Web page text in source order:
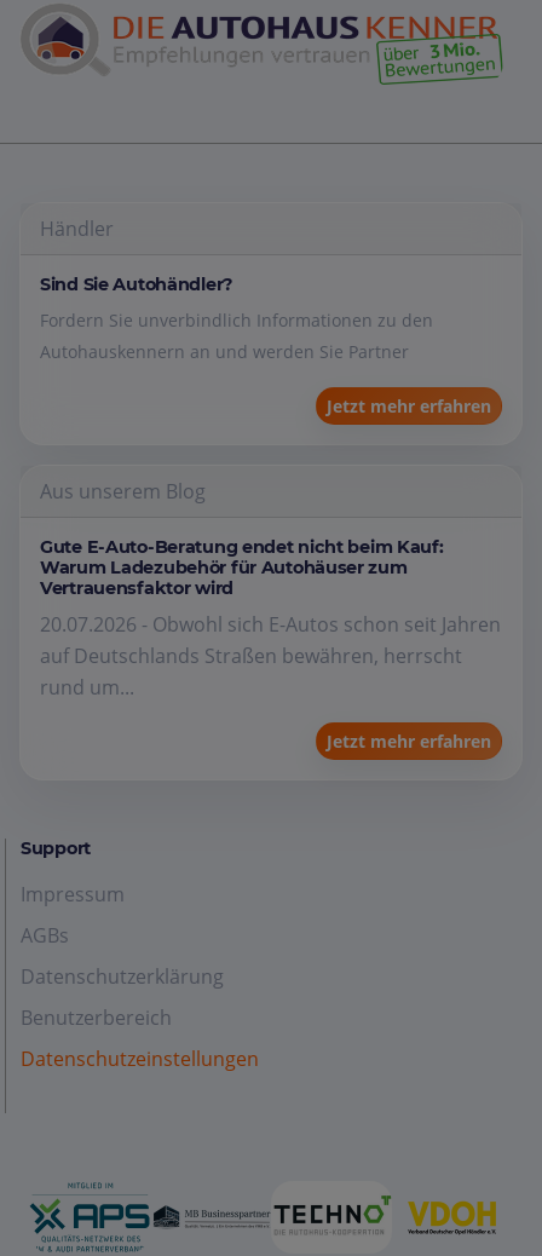
Händler
Sind Sie Autohändler?
Fordern Sie unverbindlich Informationen zu den
Autohauskennern an und werden Sie Partner
Jetzt mehr erfahren
Aus unserem Blog
Gute E-Auto-Beratung endet nicht beim Kauf:
Warum Ladezubehör für Autohäuser zum
Vertrauensfaktor wird
20.07.2026 - Obwohl sich E-Autos schon seit Jahren
auf Deutschlands Straßen bewähren, herrscht
rund um...
Jetzt mehr erfahren
Support
Impressum
AGBs
Datenschutzerklärung
Benutzerbereich
Datenschutzeinstellungen